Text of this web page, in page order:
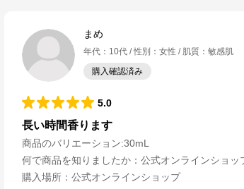
まめ
年代 ： 10代 性別 ： 女性 肌質 ： 敏感肌
購入確認済み
5.0
長い時間香ります
商品のバリエーション:30mL
何で商品を知りましたか ： 公式オンラインショッ
購入場所 ： 公式オンラインショップ